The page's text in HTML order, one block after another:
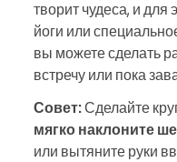
творит чудеса, и для
йоги или
вы можете сделать
встречу или пока
Совет:Сделайте
мягко наклоните
или вытяните руки